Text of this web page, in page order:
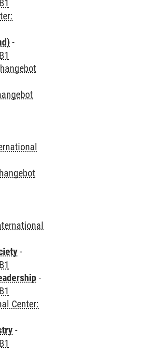
-
-
-
Center:
-